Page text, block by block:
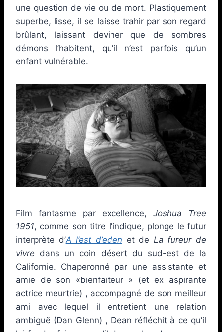
une question de vie ou de mort. Plastiquement
superbe, lisse, il se laisse trahir par son regard
brûlant, laissant deviner que de sombres
démons l’habitent, qu’il n’est parfois qu’un
enfant vulnérable.
Film fantasme par excellence, Joshua Tree
1951, comme son titre l’indique, plonge le futur
interprète d’A l’est d’eden et de La fureur de
vivre dans un coin désert du sud-est de la
Californie. Chaperonné par une assistante et
amie de son «bienfaiteur » (et ex aspirante
actrice meurtrie) , accompagné de son meilleur
ami avec lequel il entretient une relation
ambiguë (Dan Glenn) , Dean réfléchit à ce qu’il